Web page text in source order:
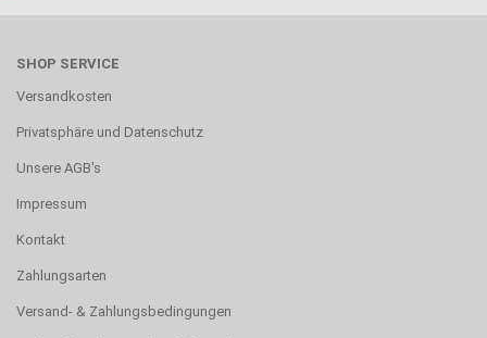
SHOP SERVICE
Versandkosten
Privatsphäre und Datenschutz
Unsere AGB's
Impressum
Kontakt
Zahlungsarten
Versand- & Zahlungsbedingungen